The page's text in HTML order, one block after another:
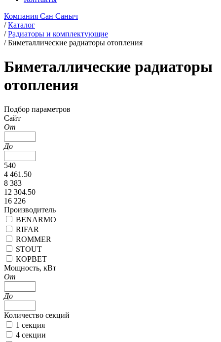
Компания Сан Саныч
/Каталог
/Радиаторы и комплектующие
/Биметаллические радиаторы отопления
Биметаллические радиаторы
отопления
Подбор параметров
Сайт
От
До
540
4 461.50
8 383
12 304.50
16 226
Производитель
BENARMO
RIFAR
ROMMER
STOUT
КОРВЕТ
Мощность, кВт
От
До
Количество секций
1 секция
4 секции